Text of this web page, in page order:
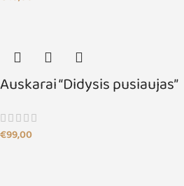
Auskarai “Didysis pusiaujas”
€99,00